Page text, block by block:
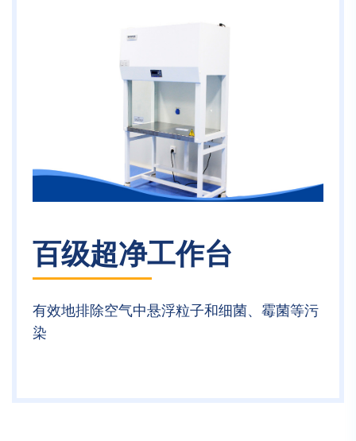
百级超净工作台
有效地排除空气中悬浮粒子和细菌、霉菌等污
染